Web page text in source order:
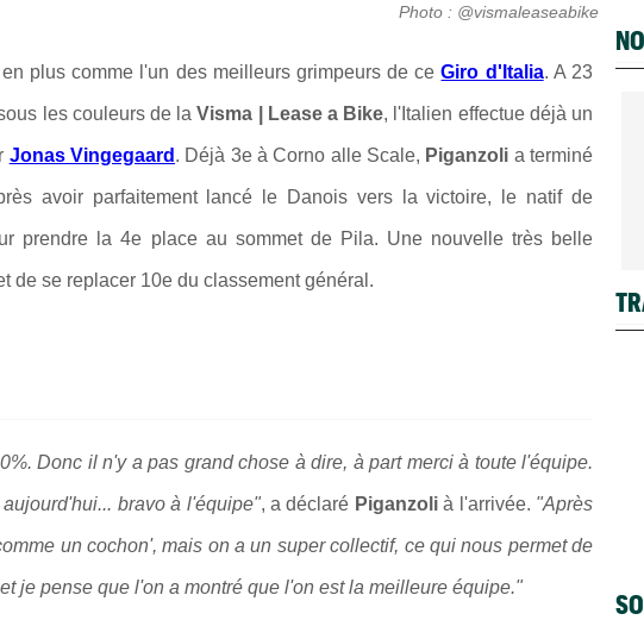
Photo : @vismaleaseabike
plus comme l'un des meilleurs grimpeurs de ceGiro d'Italia. A 23
les couleurs de laVisma | Lease a Bike, l'Italien effectue déjà un
Jonas Vingegaard . Déjà 3e à Corno alle Scale, Piganzoli a terminé
avoir parfaitement lancé le Danois vers la victoire, le natif de
prendre la 4e place au sommet de Pila. Une nouvelle très belle
de se replacer 10e du classement général.
Donc il n'y a pas grand chose à dire, à part merci à toute l'équipe.
bravo à l'équipe", a déclaré Piganzolià l'arrivée. "Après
un cochon', mais on a un super collectif, ce qui nous permet de
je pense que l'on a montré que l'on est la meilleure équipe."